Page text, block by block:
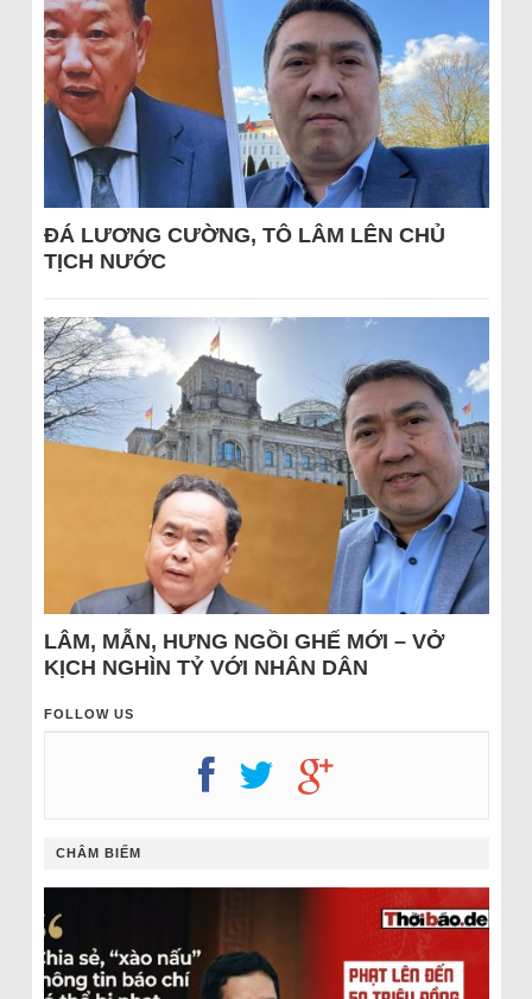
ĐÁ LƯƠNG CƯỜNG, TÔ LÂM LÊN CHỦ
TỊCH NƯỚC
LÂM, MẪN, HƯNG NGỒI GHẾ MỚI – VỞ
KỊCH NGHÌN TỶ VỚI NHÂN DÂN
FOLLOW US
CHÂM BIẾM